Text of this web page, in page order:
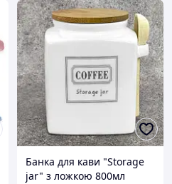
Банка для кави "Storage
jar" з ложкою 800мл